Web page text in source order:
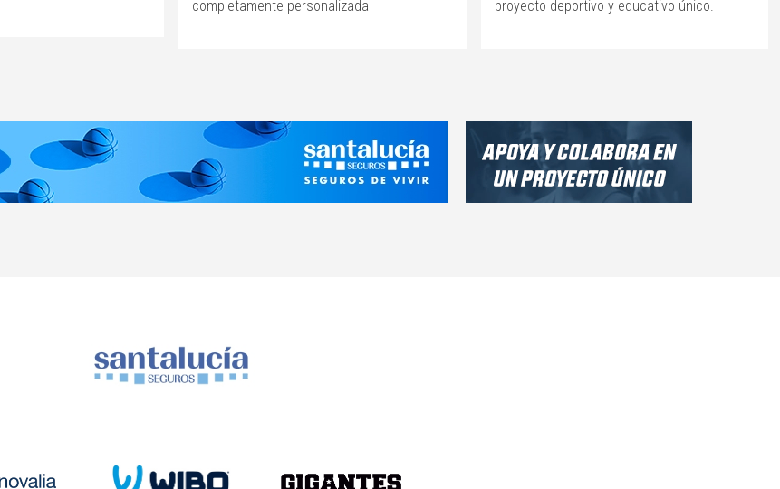
completamente personalizada
proyecto deportivo y educativo único.